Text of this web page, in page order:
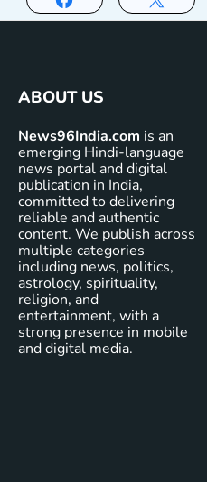
ABOUT US
News96India.com is an
emerging Hindi-language
news portal and digital
publication in India,
committed to delivering
reliable and authentic
content. We publish across
multiple categories
including news, politics,
astrology, spirituality,
religion, and
entertainment, with a
strong presence in mobile
and digital media.